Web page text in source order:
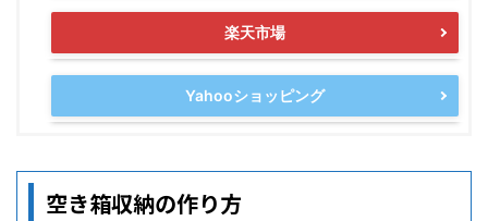
楽天市場
Yahooショッピング
空き箱収納の作り方